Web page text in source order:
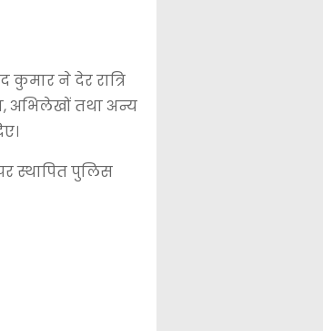
ने देर रात्रि
अभिलेखों तथा अन्य
स्थापित पुलिस